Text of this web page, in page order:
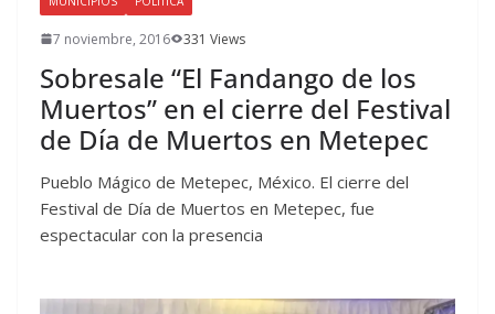
7 noviembre, 2016 331 Views
Sobresale “El Fandango de los
Muertos” en el cierre del Festival
de Día de Muertos en Metepec
Pueblo Mágico de Metepec, México. El cierre del
Festival de Día de Muertos en Metepec, fue
espectacular con la presencia